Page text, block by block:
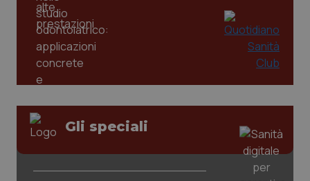
Gli speciali
tracking-sites-ironfish-
tracking-enable
www.quotidianosanita.it
tracking-sites-ironfish-
session-id
www.quotidianosanita.it